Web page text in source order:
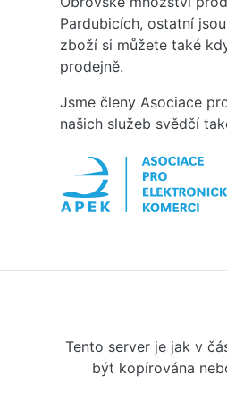
Pardubicích, ostatní
zboží si můžete také
prodejně.
Jsme členy Asociace
našich služeb svědčí
Tento server je jak v
být kopírována